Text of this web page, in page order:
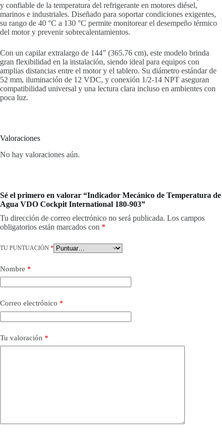
y confiable de la temperatura del refrigerante en motores diésel,
marinos e industriales. Diseñado para soportar condiciones exigentes,
su rango de 40 °C a 130 °C permite monitorear el desempeño térmico
del motor y prevenir sobrecalentamientos.
Con un capilar extralargo de 144” (365.76 cm), este modelo brinda
gran flexibilidad en la instalación, siendo ideal para equipos con
amplias distancias entre el motor y el tablero. Su diámetro estándar de
52 mm, iluminación de 12 VDC, y conexión 1/2-14 NPT aseguran
compatibilidad universal y una lectura clara incluso en ambientes con
poca luz.
Valoraciones
No hay valoraciones aún.
Sé el primero en valorar “Indicador Mecánico de Temperatura de
Agua VDO Cockpit International 180-903”
Tu dirección de correo electrónico no será publicada. Los campos
obligatorios están marcados con *
TU PUNTUACIÓN *
Nombre *
Correo electrónico *
Tu valoración *